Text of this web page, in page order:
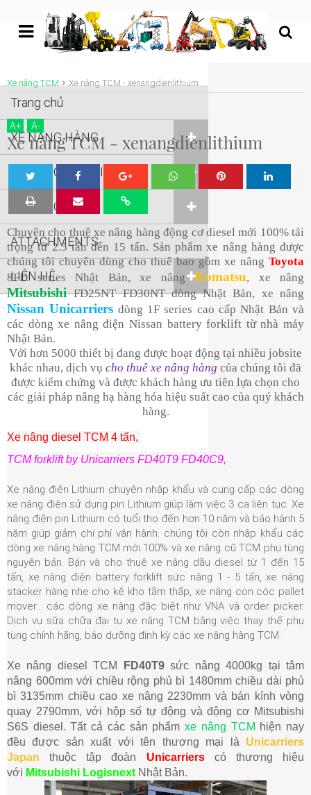
Xe nâng TCM Xe nâng TCM - xenangdienlithium
A+ A-
Xe nâng TCM - xenangdienlithium
eet
Sha
re
Sha
re
re
re
Chuyên cho thuê xe nâng hàng động cơ diesel mới 100% tải
trọng từ 2.5 tấn đến 15 tấn. Sản phẩm xe nâng hàng được
chúng tôi chuyên dùng cho thuê bao gồm xe nâng Toyota
8FD series Nhật Bản, xe nângKomatsu, xe nâng
Mitsubishi FD25NT FD30NT dòng Nhật Bản, xe nâng
Nissan Unicarriers dòng 1F series cao cấp Nhật Bản và
các dòng xe nâng điện Nissan battery forklift từ nhà máy
Nhật Bản.
Với hơn 5000 thiết bị đang được hoạt động tại nhiều jobsite
khác nhau, dịch vụ cho thuê xe nâng hàng của chúng tôi đã
được kiểm chứng và được khách hàng ưu tiên lựa chọn cho
các giải pháp nâng hạ hàng hóa hiệu suất cao của quý khách
hàng.
Xe nâng diesel TCM 4 tấn,
TCM forkliftby Unicarriers FD40T9 FD40C9,
Xe nâng điện Lithium chuyên nhập khẩu và cung cấp các dòng
xe nâng điện sử dụng pin Lithium giúp làm việc 3 ca liên tục. Xe
nâng điện pin Lithium có tuổi thọ đến hơn 10 năm và bảo hành 5
năm giúp giảm chi phí vận hành. chúng tôi còn nhập khẩu các
dòng xe nâng hàng TCM mới 100% và xe nâng cũ TCM phụ tùng
nguyên bản. Bán và cho thuê xe nâng dầu diesel từ 1 đến 15
tấn, xe nâng điện battery forklift sức nâng 1 - 5 tấn, xe nâng
stacker hàng nhẹ cho kệ kho tầm thấp, xe nâng con cóc pallet
mover... các dòng xe nâng đặc biệt như VNA và order picker.
Dịch vụ sữa chữa đại tu xe nâng TCM bằng việc thay thế phụ
tùng chính hãng, bảo dưỡng định kỳ các xe nâng hàng TCM.
Xe nâng diesel TCM FD40T9sức nâng 4000kg tại tâm
nâng 600mm với chiều rộng phủ bì 1480mm chiều dài phủ
bì 3135mm chiều cao xe nâng 2230mm và bán kính vòng
quay 2790mm, với hộp số tự động và động cơ Mitsubishi
S6S diesel . Tất cả các sản phẩmxe nâng TCM hiện nay
đều được sản xuất với tên thương mại là Unicarriers
Japan thuộc tập đoàn Unicarriers có thương hiệu
với Mitsubishi Logisnext Nhật Bản.
undefined
Trang chủ
XE NÂNG HÀNG
XE NÂNG NGƯỜI
XE NÂNG KHÁC
ATTACHMENTS
LIÊN HỆ